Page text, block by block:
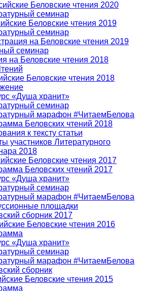
Беловские чтения 2020
семинар
Беловские чтения 2019
семинар
на Беловские чтения 2019
семинар
на Беловские чтения 2018
Беловские чтения 2018
«Душа хранит»
семинар
марафон #ЧитаемБелова
Беловских чтений 2018
к тексту статьи
участников Литературного
2018
Беловские чтения 2017
Беловских чтений 2017
«Душа хранит»
семинар
марафон #ЧитаемБелова
площадки
сборник 2017
Беловские чтения 2016
«Душа хранит»
семинар
марафон #ЧитаемБелова
сборник
Беловские чтения 2015